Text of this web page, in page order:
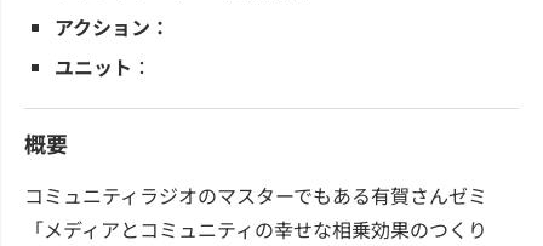
アクション：
ユニット ：
概要
コミュニティラジオのマスターでもある有賀さんゼミ
「メディアとコミュニティの幸せな相乗効果のつくり